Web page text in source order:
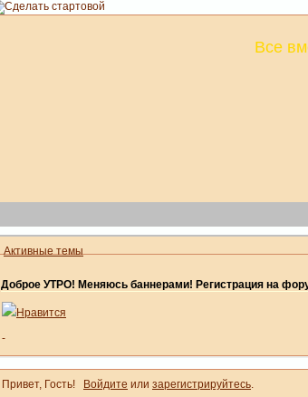
Все
Активные темы
Доброе УТРО! Меняюсь баннерами! Регистрация на
Нравится
-
Привет, Гость! Войдите или зарегистрируйтесь.